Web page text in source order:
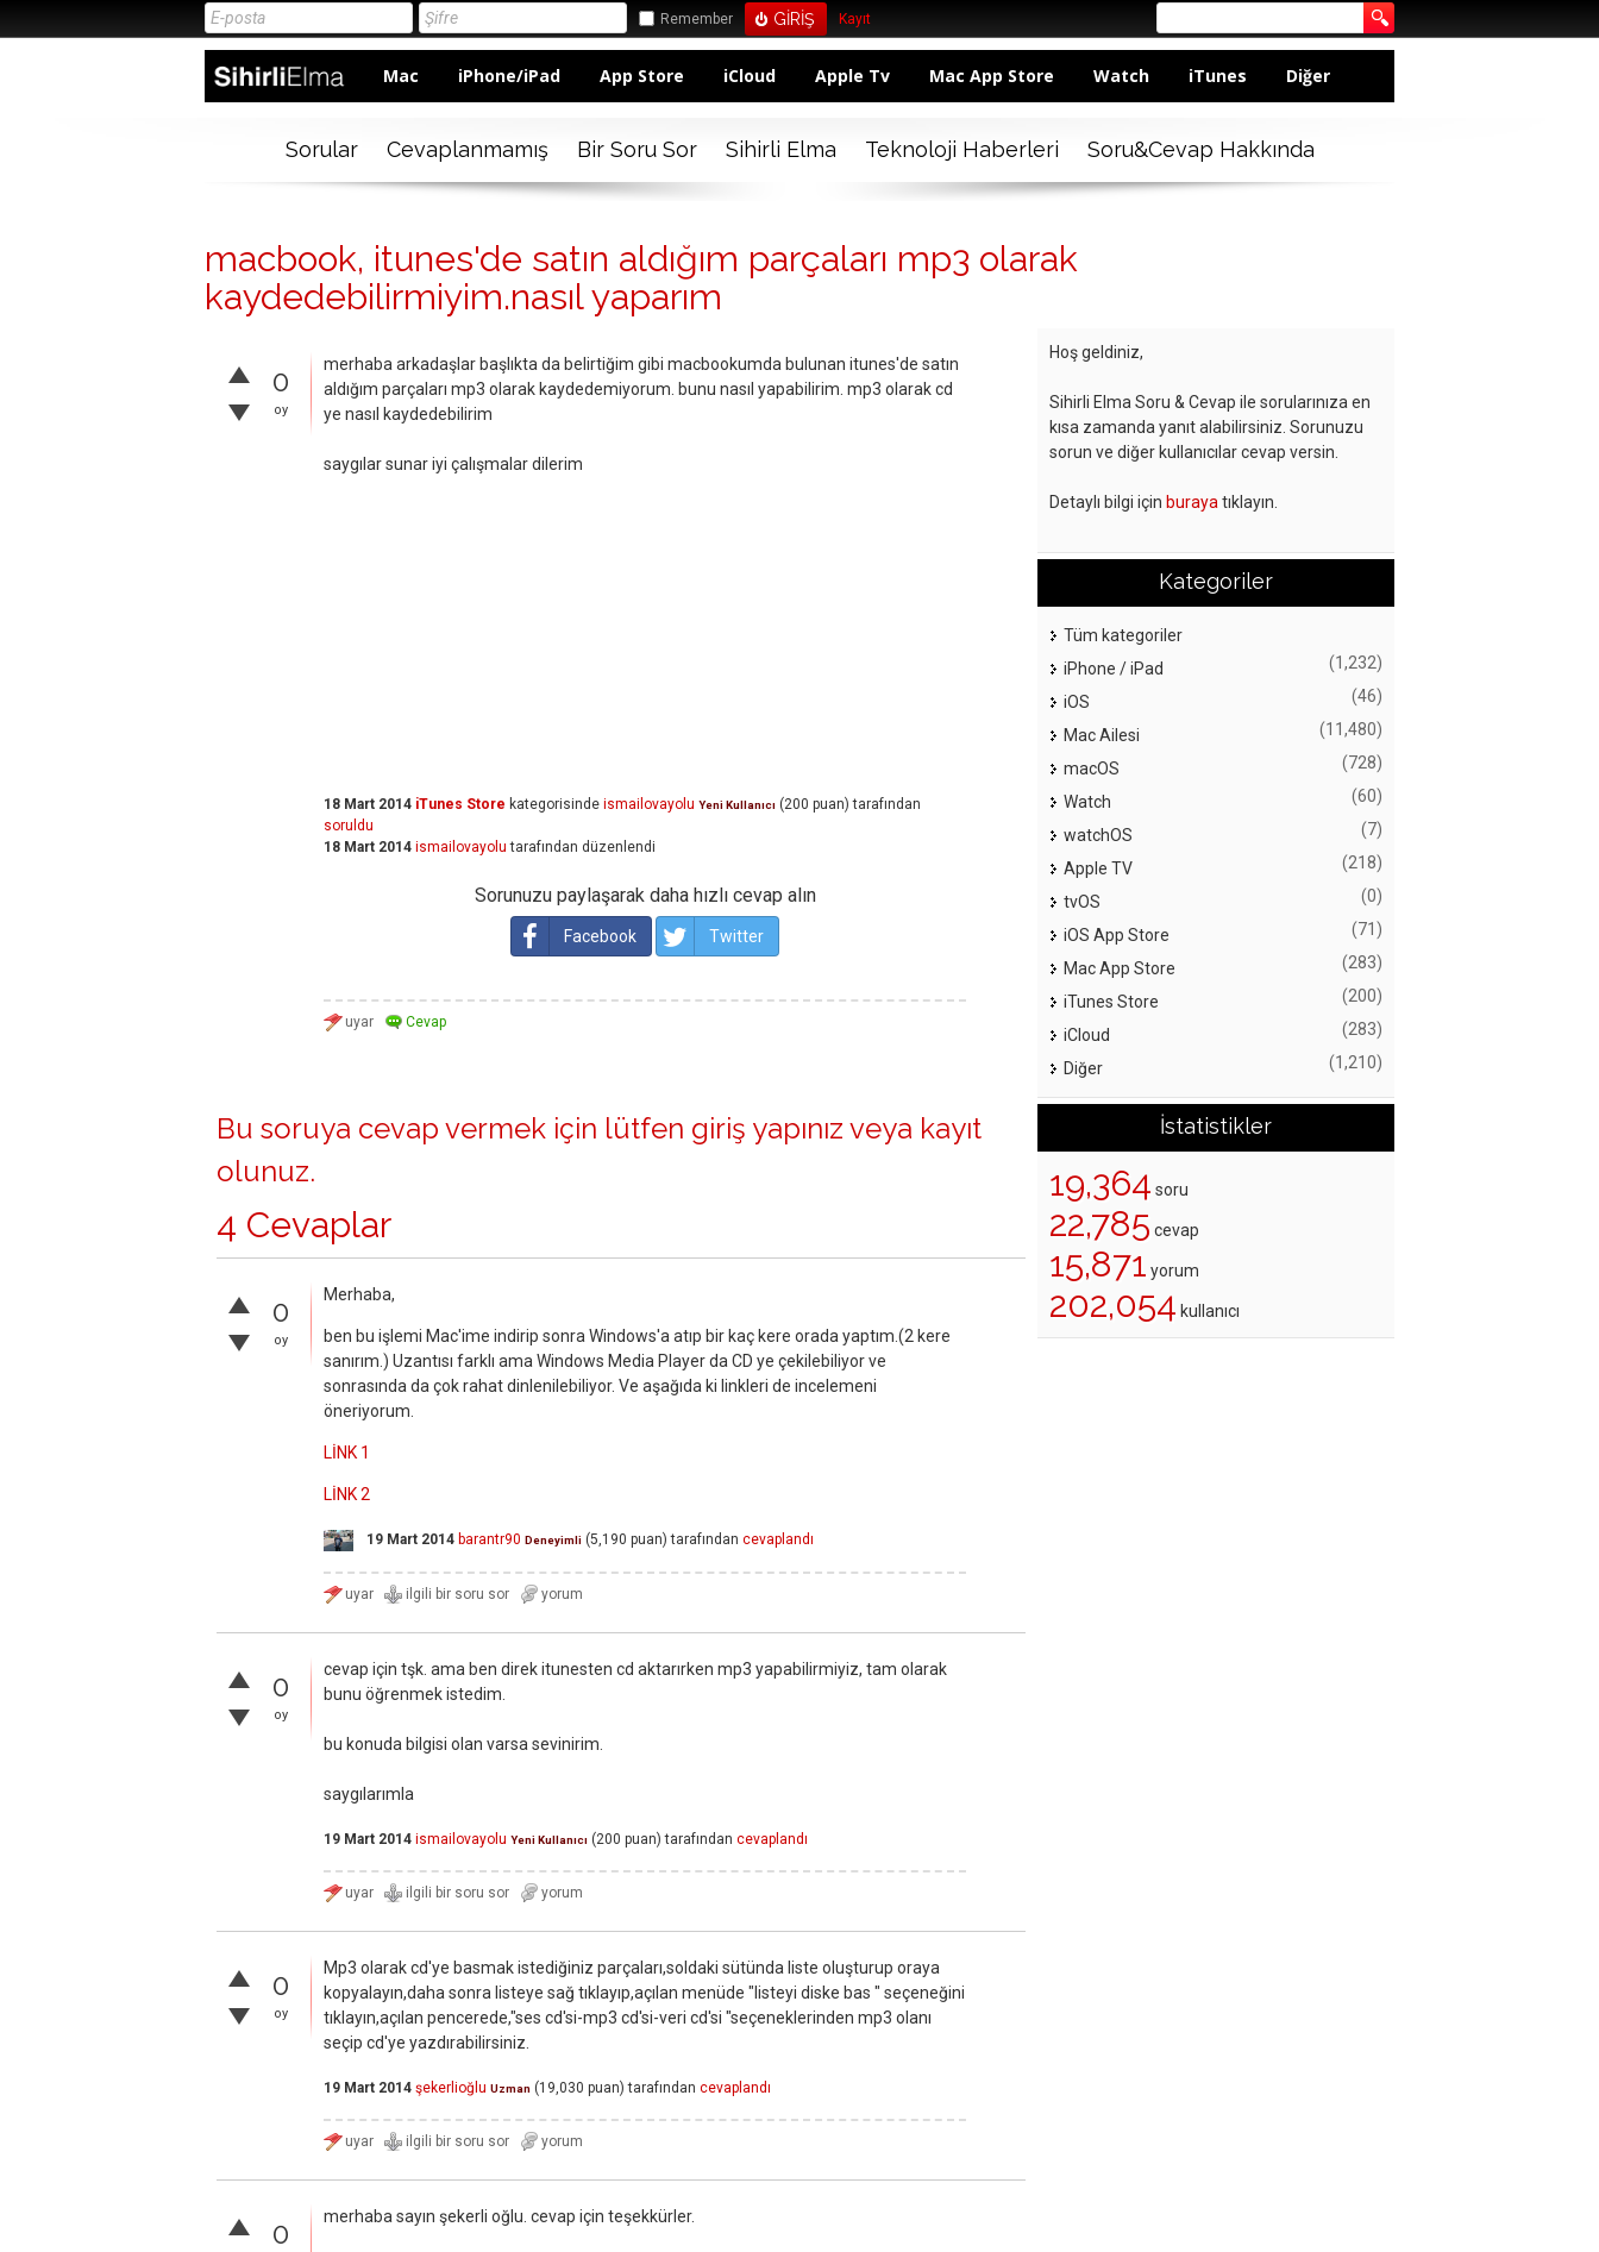
Remember Kayıt
Mac iPhone/iPad App Store iCloud Apple Tv Mac App Store Watch iTunes Diğer
Sorular Cevaplanmamış Bir Soru Sor Sihirli Elma Teknoloji Haberleri Soru&Cevap Hakkında
macbook, itunes'de satın aldığım parçaları mp3 olarak
kaydedebilirmiyim.nasıl yaparım
0
oy
merhaba arkadaşlar başlıkta da belirtiğim gibi macbookumda bulunan itunes'de satın
aldığım parçaları mp3 olarak kaydedemiyorum. bunu nasıl yapabilirim. mp3 olarak cd
ye nasıl kaydedebilirim
saygılar sunar iyi çalışmalar dilerim
18 Mart 2014 iTunes Store kategorisinde ismailovayolu Yeni Kullanıcı (200 puan) tarafından
soruldu
18 Mart 2014 ismailovayolu tarafından düzenlendi
Sorunuzu paylaşarak daha hızlı cevap alın
Facebook Twitter
Bu soruya cevap vermek için lütfen giriş yapınız veya kayıt
olunuz.
4 Cevaplar
0
oy
Merhaba,
ben bu işlemi Mac'ime indirip sonra Windows'a atıp bir kaç kere orada yaptım.(2 kere
sanırım.) Uzantısı farklı ama Windows Media Player da CD ye çekilebiliyor ve
sonrasında da çok rahat dinlenilebiliyor. Ve aşağıda ki linkleri de incelemeni
öneriyorum.
LİNK 1
LİNK 2
19 Mart 2014 barantr90 Deneyimli (5,190 puan) tarafından cevaplandı
0
oy
cevap için tşk. ama ben direk itunesten cd aktarırken mp3 yapabilirmiyiz, tam olarak
bunu öğrenmek istedim.
bu konuda bilgisi olan varsa sevinirim.
saygılarımla
19 Mart 2014 ismailovayolu Yeni Kullanıcı (200 puan) tarafından cevaplandı
0
oy
Mp3 olarak cd'ye basmak istediğiniz parçaları,soldaki sütünda liste oluşturup oraya
kopyalayın,daha sonra listeye sağ tıklayıp,açılan menüde "listeyi diske bas " seçeneğini
tıklayın,açılan pencerede,"ses cd'si-mp3 cd'si-veri cd'si "seçeneklerinden mp3 olanı
seçip cd'ye yazdırabilirsiniz.
19 Mart 2014 şekerlioğlu Uzman (19,030 puan) tarafından cevaplandı
0 merhaba sayın şekerli oğlu. cevap için teşekkürler.
Hoş geldiniz,
Sihirli Elma Soru & Cevap ile sorularınıza en
kısa zamanda yanıt alabilirsiniz. Sorunuzu
sorun ve diğer kullanıcılar cevap versin.
Detaylı bilgi için buraya tıklayın.
Kategoriler
Tüm kategoriler
iPhone / iPad
(1,232)
iOS (46)
Mac Ailesi (11,480)
macOS (728)
Watch (60)
watchOS (7)
Apple TV (218)
tvOS (0)
iOS App Store (71)
Mac App Store (283)
iTunes Store (200)
iCloud (283)
Diğer (1,210)
İstatistikler
19,364 soru
22,785 cevap
15,871 yorum
202,054 kullanıcı